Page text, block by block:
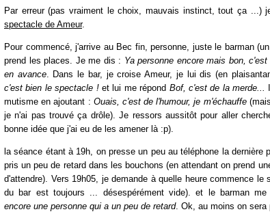
Par erreur (pas vraiment le choix, mauvais instinct, tout ça ...)
spectacle de Ameur.
Pour commencé, j'arrive au Bec fin, personne, juste le barman
prend les places. Je me dis : Ya personne encore mais bon,
en avance. Dans le bar, je croise Ameur, je lui dis (en
c'est bien le spectacle !et lui me répond Bof, c'est de la merde...
mutisme en ajoutant : Ouais, c'est de l'humour, je m'échauffe
je n'ai pas trouvé ça drôle). Je ressors aussitôt pour aller
bonne idée que j'ai eu de les amener là :p).
la séance étant à 19h, on presse un peu au téléphone la dernière
pris un peu de retard dans les bouchons (en attendant on prend
d'attendre). Vers 19h05, je demande à quelle heure commence le
du bar est toujours ... désespérément vide). et le barman me
encore une personne qui a un peu de retard. Ok, au moins on sera